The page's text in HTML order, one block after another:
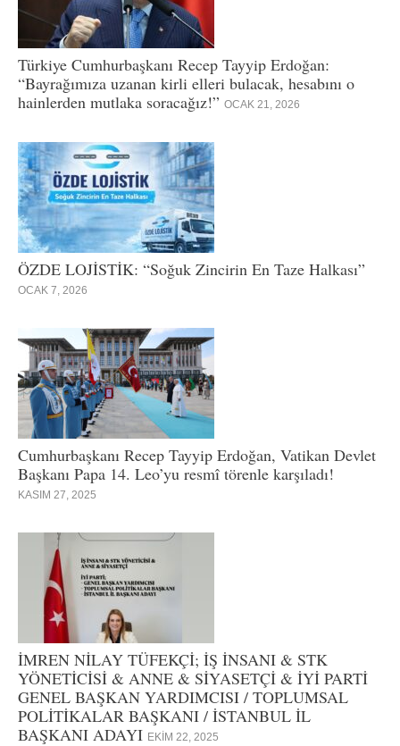
Türkiye Cumhurbaşkanı Recep Tayyip Erdoğan:
“Bayrağımıza uzanan kirli elleri bulacak, hesabını o
hainlerden mutlaka soracağız!” OCAK 21, 2026
ÖZDE LOJİSTİK: “Soğuk Zincirin En Taze Halkası”
OCAK 7, 2026
Cumhurbaşkanı Recep Tayyip Erdoğan, Vatikan Devlet
Başkanı Papa 14. Leo’yu resmî törenle karşıladı!
KASIM 27, 2025
İMREN NİLAY TÜFEKÇİ; İŞ İNSANI & STK
YÖNETİCİSİ & ANNE & SİYASETÇİ & İYİ PARTİ
GENEL BAŞKAN YARDIMCISI / TOPLUMSAL
POLİTİKALAR BAŞKANI / İSTANBUL İL
BAŞKANI ADAYI EKIM 22, 2025